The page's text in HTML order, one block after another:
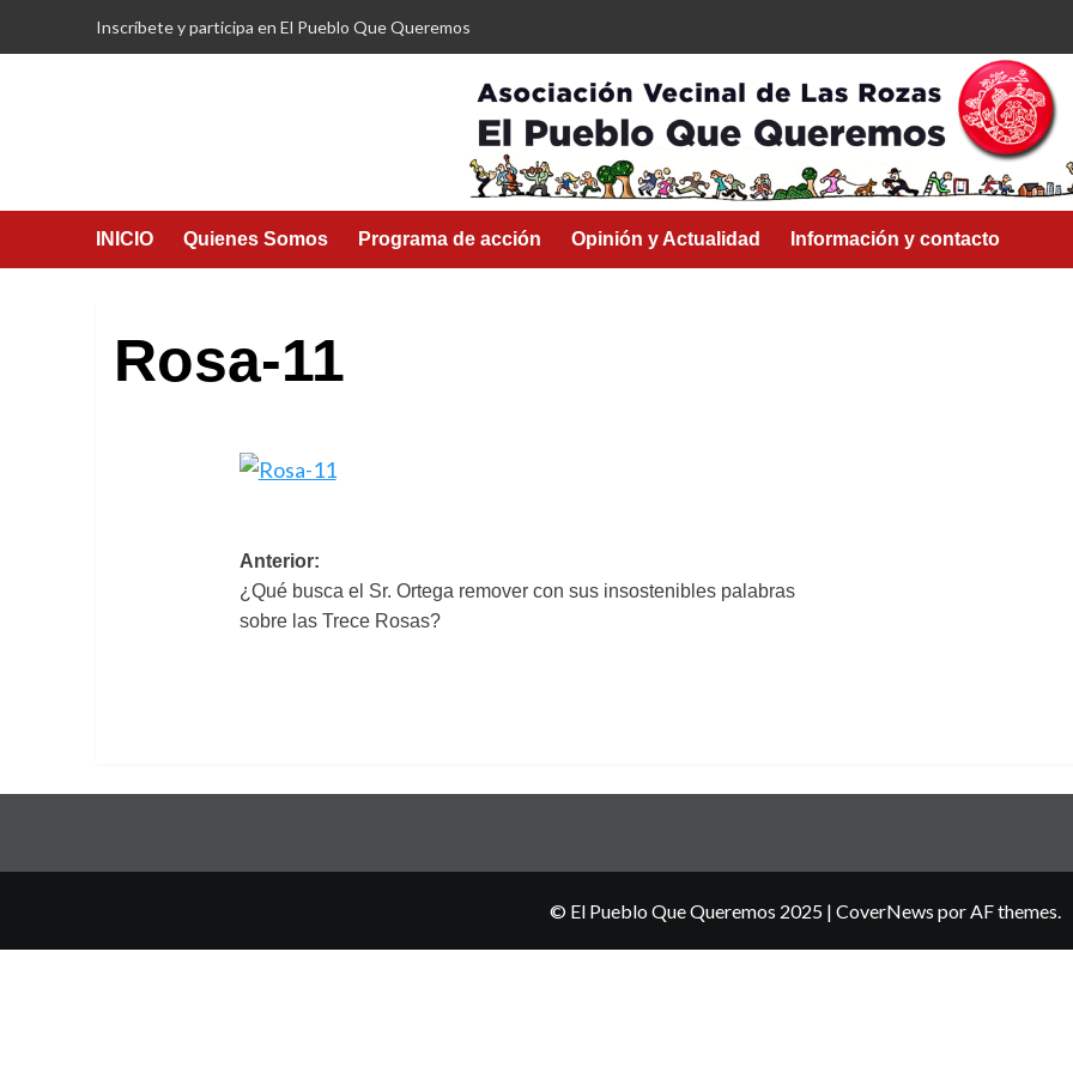
Inscríbete y participa en El Pueblo Que Queremos
INICIO Quienes Somos Programa de acción Opinión y Actualidad Información y contacto
Rosa-11
Navegación
de
Anterior:
¿Qué busca el Sr. Ortega remover con sus insostenibles palabras
sobre las Trece Rosas?
© El Pueblo Que Queremos 2025 | CoverNews por AF themes.